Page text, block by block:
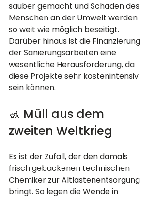
sauber gemacht und Schäden des
Menschen an der Umwelt werden
so weit wie möglich beseitigt.
Darüber hinaus ist die Finanzierung
der Sanierungsarbeiten eine
wesentliche Herausforderung, da
diese Projekte sehr kostenintensiv
sein können.
🚮 Müll aus dem
zweiten Weltkrieg
Es ist der Zufall, der den damals
frisch gebackenen technischen
Chemiker zur Altlastenentsorgung
bringt. So legen die Wende in